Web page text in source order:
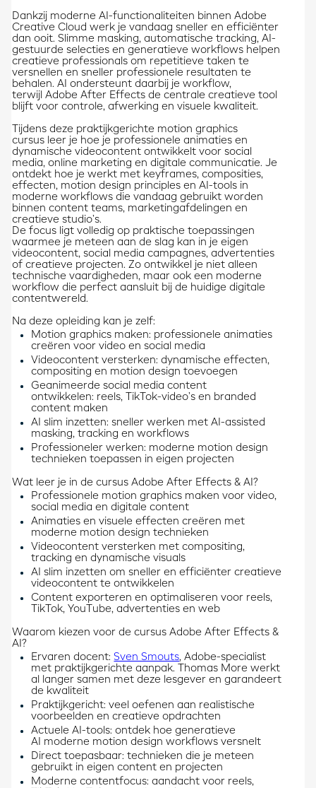
Dankzij moderne AI-functionaliteiten binnen Adobe
Creative Cloud werk je vandaag sneller en efficiënter
dan ooit. Slimme masking, automatische tracking, AI-
gestuurde selecties en generatieve workflows helpen
creatieve professionals om repetitieve taken te
versnellen en sneller professionele resultaten te
behalen. AI ondersteunt daarbij je workflow,
terwijl Adobe After Effects de centrale creatieve tool
blijft voor controle, afwerking en visuele kwaliteit.
Tijdens deze praktijkgerichte motion graphics
cursus leer je hoe je professionele animaties en
dynamische videocontent ontwikkelt voor social
media, online marketing en digitale communicatie. Je
ontdekt hoe je werkt met keyframes, composities,
effecten, motion design principles en AI-tools in
moderne workflows die vandaag gebruikt worden
binnen content teams, marketingafdelingen en
creatieve studio’s.
De focus ligt volledig op praktische toepassingen
waarmee je meteen aan de slag kan in je eigen
videocontent, social media campagnes, advertenties
of creatieve projecten. Zo ontwikkel je niet alleen
technische vaardigheden, maar ook een moderne
workflow die perfect aansluit bij de huidige digitale
contentwereld.
Na deze opleiding kan je zelf:
Motion graphics maken: professionele animaties
creëren voor video en social media
Videocontent versterken: dynamische effecten,
compositing en motion design toevoegen
Geanimeerde social media content
ontwikkelen: reels, TikTok-video’s en branded
content maken
AI slim inzetten: sneller werken met AI-assisted
masking, tracking en workflows
Professioneler werken: moderne motion design
technieken toepassen in eigen projecten
Wat leer je in de cursus Adobe After Effects & AI?
Professionele motion graphics maken voor video,
social media en digitale content
Animaties en visuele effecten creëren met
moderne motion design technieken
Videocontent versterken met compositing,
tracking en dynamische visuals
AI slim inzetten om sneller en efficiënter creatieve
videocontent te ontwikkelen
Content exporteren en optimaliseren voor reels,
TikTok, YouTube, advertenties en web
Waarom kiezen voor de cursus Adobe After Effects &
AI?
Ervaren docent:Sven Smouts, Adobe-specialist
met praktijkgerichte aanpak. Thomas More werkt
al langer samen met deze lesgever en garandeert
de kwaliteit
Praktijkgericht: veel oefenen aan realistische
voorbeelden en creatieve opdrachten
Actuele AI-tools: ontdek hoe generatieve
AI moderne motion design workflows versnelt
Direct toepasbaar: technieken die je meteen
gebruikt in eigen content en projecten
Moderne contentfocus: aandacht voor reels,